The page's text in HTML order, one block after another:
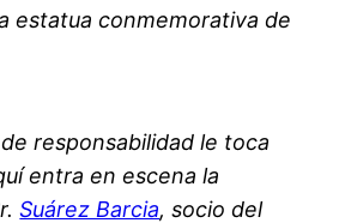
estatua conmemorativa de
responsabilidad le toca
entra en escena la
Suárez Barcia, socio del